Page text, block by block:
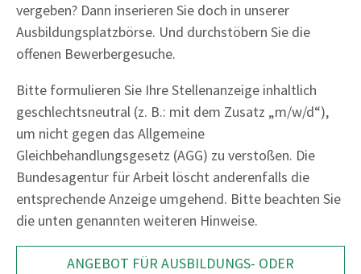
vergeben? Dann inserieren Sie doch in unserer
Ausbildungsplatzbörse. Und durchstöbern Sie die
offenen Bewerbergesuche.
Bitte formulieren Sie Ihre Stellenanzeige inhaltlich
geschlechtsneutral (z. B.: mit dem Zusatz „m/w/d“),
um nicht gegen das Allgemeine
Gleichbehandlungsgesetz (AGG) zu verstoßen. Die
Bundesagentur für Arbeit löscht anderenfalls die
entsprechende Anzeige umgehend. Bitte beachten Sie
die unten genannten weiteren Hinweise.
ANGEBOT FÜR AUSBILDUNGS- ODER